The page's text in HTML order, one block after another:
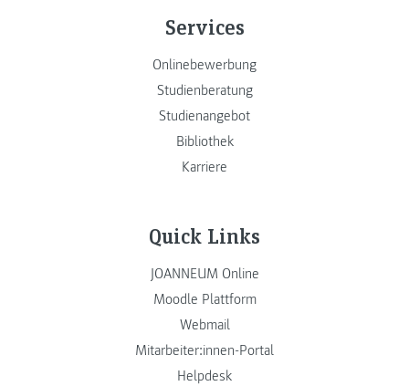
Services
Onlinebewerbung
Studienberatung
Studienangebot
Bibliothek
Karriere
Quick Links
JOANNEUM Online
Moodle Plattform
Webmail
Mitarbeiter:innen-Portal
Helpdesk